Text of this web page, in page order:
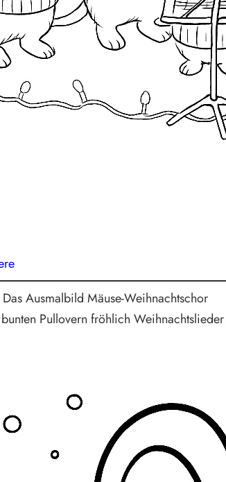
Ausmalbild Mäuse-Weihnachtschor
Pullovern fröhlich Weihnachtslieder